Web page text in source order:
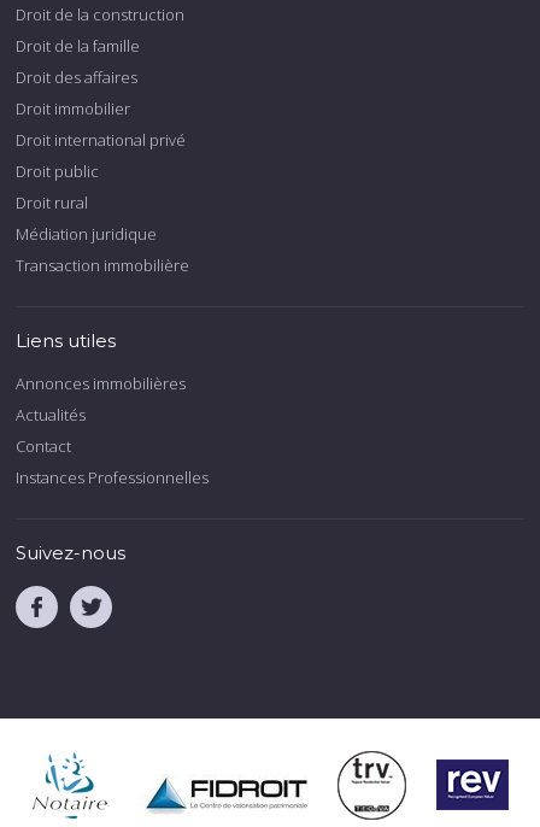
Droit de la construction
Droit de la famille
Droit des affaires
Droit immobilier
Droit international privé
Droit public
Droit rural
Médiation juridique
Transaction immobilière
Liens utiles
Annonces immobilières
Actualités
Contact
Instances Professionnelles
Suivez-nous
. .